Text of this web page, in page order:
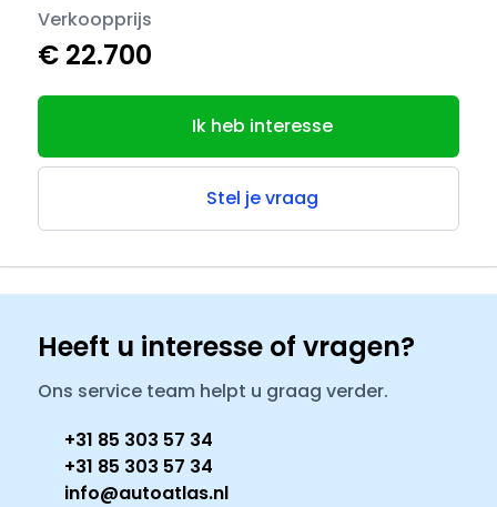
Verkoopprijs
€ 22.700
Ik heb interesse
Stel je vraag
Heeft u interesse of vragen?
Ons service team helpt u graag verder.
+31 85 303 57 34
+31 85 303 57 34
info@autoatlas.nl